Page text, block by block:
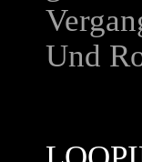
Und